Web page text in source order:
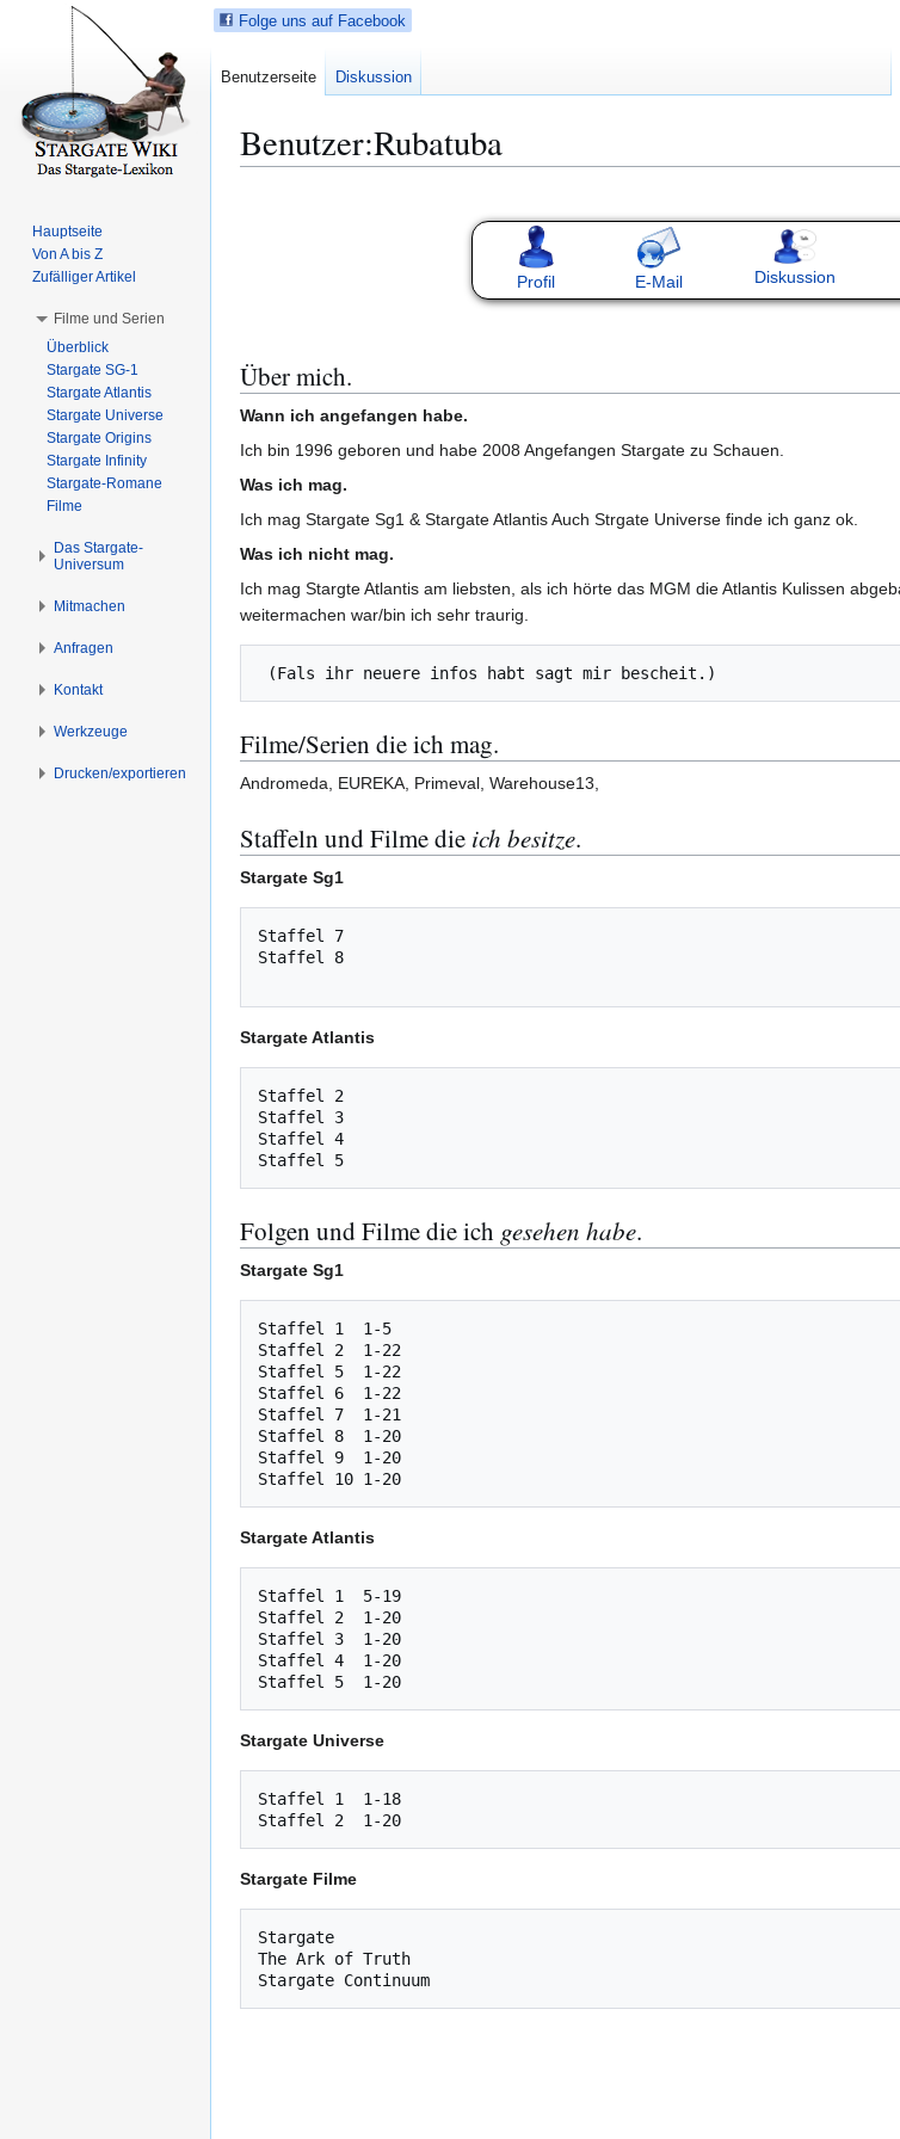
Benutzer:Rubatuba
g
a
i
o
n
p
r
i
n
e
e
s
r
i
n
e
n
Profil E-Mail Diskussion
Über mich.
Wann ich angefangen habe.
Ich bin 1996 geboren und habe 2008 Angefangen Stargate zu Schauen.
Was ich mag.
Ich mag Stargate Sg1 & Stargate Atlantis Auch Strgate Universe finde ich ganz ok.
Was ich nicht mag.
Ich mag Stargte Atlantis am liebsten, als ich hörte das MGM die Atlantis Kulissen
weitermachen war/bin ich sehr traurig.
Filme/Serien die ich mag.
Andromeda, EUREKA, Primeval, Warehouse13,
Staffeln und Filme die ich besitze.
Stargate Sg1
Staffel 7
Staffel 8
Stargate Atlantis
Staffel 2
Staffel 3
Staffel 4
Folgen und Filme die ich gesehen habe.
Stargate Sg1
Staffel 1  1-5
Staffel 2  1-22
Staffel 5  1-22
Staffel 6  1-22
Staffel 7  1-21
Staffel 8  1-20
Staffel 9  1-20
Stargate Atlantis
Staffel 1  5-19
Staffel 2  1-20
Staffel 3  1-20
Staffel 4  1-20
Stargate Universe
Staffel 1  1-18
Stargate Filme
Stargate
The Ark of Truth
Folge uns auf Facebook
Benutzerseite Diskussion
Hauptseite
Von A bis Z
Zufälliger Artikel
Filme und Serien
Überblick
Stargate SG-1
Stargate Atlantis
Stargate Universe
Stargate Origins
Stargate Infinity
Stargate-Romane
Filme
Das Stargate-
Universum
Mitmachen
Anfragen
Kontakt
Werkzeuge
Drucken/­exportieren